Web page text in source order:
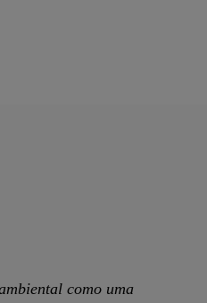
como uma